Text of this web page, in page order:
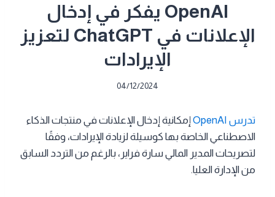
OpenAI يفكر في إدخال
الإعلانات في ChatGPT لتعزيز
الإيرادات
04/12/2024
تدرس OpenAI
إمكانية إدخال الإعلانات في منتجات الذكاء
الاصطناعي الخاصة بها كوسيلة لزيادة الإيرادات، وفقًا
لتصريحات المدير المالي سارة فراير، بالرغم من التردد السابق
من الإدارة العليا.